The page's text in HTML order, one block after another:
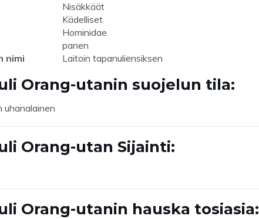
Nisäkkäät
Kädelliset
Hominidae
panen
nimi
Laitoin tapanuliensiksen
Orang-utanin suojelun tila:
uhanalainen
Orang-utan Sijainti:
Orang-utanin hauska tosiasia: